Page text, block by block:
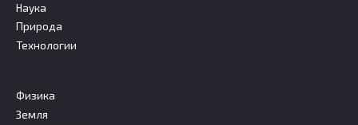
Наука
Природа
Технологии
Физика
Земля